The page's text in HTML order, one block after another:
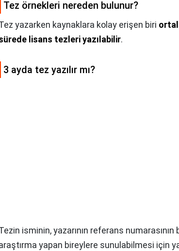
Tez örnekleri nereden bulunur?
yazarken kaynaklara kolay erişen biri
lisans tezleri yazılabilir.
3 ayda tez yazılır mı?
isminin, yazarının referans
yapan bireylere sunulabilmesi için